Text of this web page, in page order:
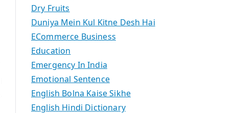
Dry Fruits
Duniya Mein Kul Kitne Desh Hai
ECommerce Business
Education
Emergency In India
Emotional Sentence
English Bolna Kaise Sikhe
English Hindi Dictionary